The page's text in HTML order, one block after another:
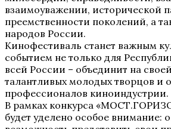
взаимоуважении, исторической
преемственности поколений, а
народов России.
Кинофестиваль станет важным
событием не только для
всей России – объединит на
талантливых молодых творцов и
профессионалов киноиндустрии.
В рамках конкурса
будет уделено особое внимание: